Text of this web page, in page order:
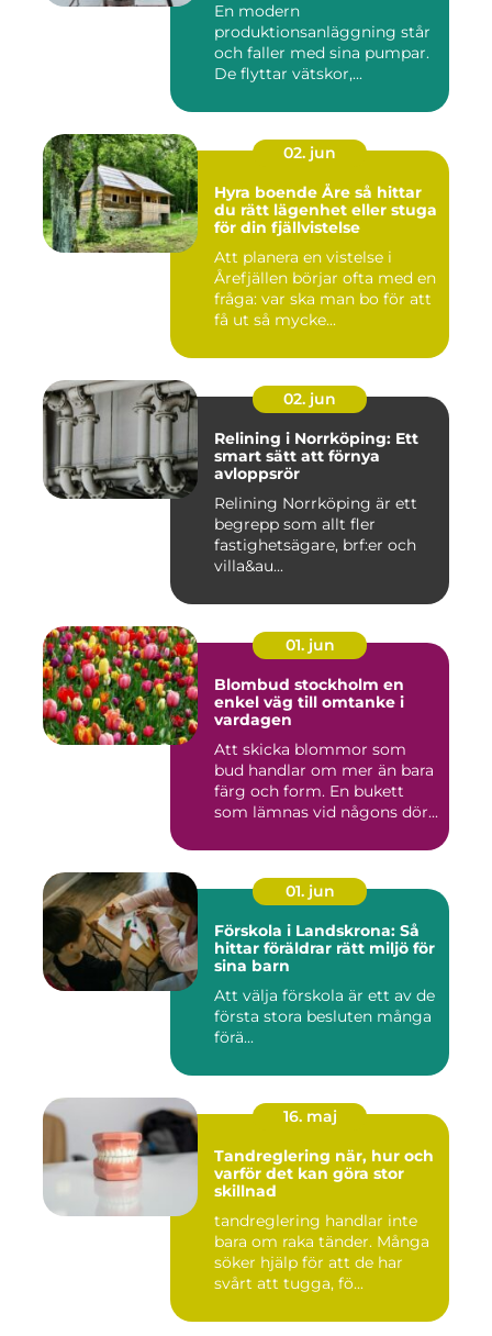
En modern
produktionsanläggning står
och faller med sina pumpar.
De flyttar vätskor,...
02. jun
Hyra boende Åre så hittar
du rätt lägenhet eller stuga
för din fjällvistelse
Att planera en vistelse i
Årefjällen börjar ofta med en
fråga: var ska man bo för att
få ut så mycke...
02. jun
Relining i Norrköping: Ett
smart sätt att förnya
avloppsrör
Relining Norrköping är ett
begrepp som allt fler
fastighetsägare, brf:er och
villa&au...
01. jun
Blombud stockholm en
enkel väg till omtanke i
vardagen
Att skicka blommor som
bud handlar om mer än bara
färg och form. En bukett
som lämnas vid någons dör...
01. jun
Förskola i Landskrona: Så
hittar föräldrar rätt miljö för
sina barn
Att välja förskola är ett av de
första stora besluten många
förä...
16. maj
Tandreglering när, hur och
varför det kan göra stor
skillnad
tandreglering handlar inte
bara om raka tänder. Många
söker hjälp för att de har
svårt att tugga, fö...